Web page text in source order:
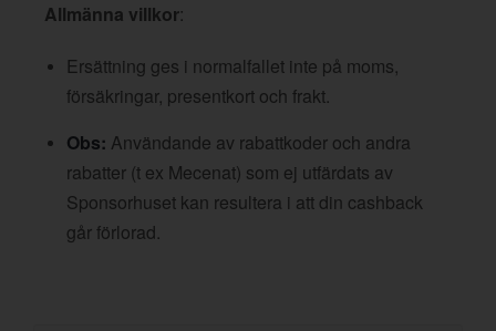
Allmänna villkor:
Ersättning ges i normalfallet inte på moms,
försäkringar, presentkort och frakt.
Obs: Användande av rabattkoder och andra
rabatter (t ex Mecenat) som ej utfärdats av
Sponsorhuset kan resultera i att din cashback
går förlorad.